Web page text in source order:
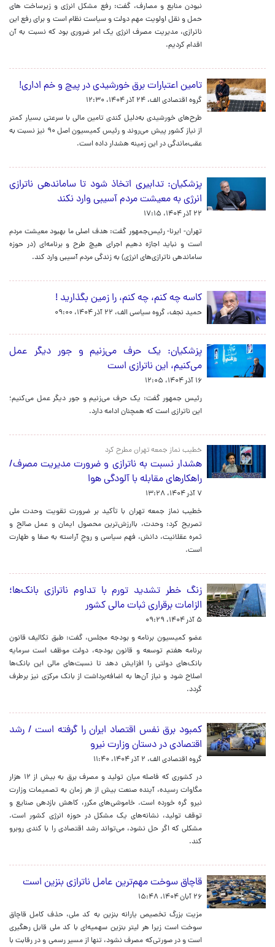
نبودن منابع و مصارف، گفت: رفع مشکل انرژی و زیرساخت های
حمل و نقل اولویت مهم دولت و سیاست نظام است و برای رفع این
ناترازی، مدیریت مصرف انرژی یک امر ضروری بود که نسبت به آن
اقدام کردیم.
تامین اعتبارات برق خورشیدی در پیچ و خم اداری!
گروه اقتصادی الف، ۲۴ آذر ۱۴۰۴، ۱۲:۳۰
طرح‌های خورشیدی به‌دلیل کندی تامین مالی با سرعتی بسیار کمتر
از نیاز کشور پیش می‌روند و رئیس کمیسیون اصل ۹۰ نیز نسبت به
عقب‌ماندگی در این زمینه هشدار داده است.
پزشکیان: تدابیری اتخاذ شود تا ساماندهی ناترازی
انرژی به معیشت مردم آسیبی وارد نکند
۲۲ آذر ۱۴۰۴، ۱۷:۱۵
تهران- ایرنا- رئیس‌جمهور گفت: هدف اصلی ما بهبود معیشت مردم
است و نباید اجازه دهیم اجرای هیچ طرح و برنامه‌ای (در حوزه
ساماندهی ناترازی‌های انرژی) به زندگی مردم آسیبی وارد کند.
کاسه چه کنم، چه کنم، را زمین بگذارید !
حمید نجف، گروه سیاسی الف، ۲۲ آذر ۱۴۰۴، ۰۹:۰۰
پزشکیان: یک حرف می‌زنیم و جور دیگر عمل
می‌کنیم، این ناترازی است
۱۶ آذر ۱۴۰۴، ۱۲:۰۵
رئیس جمهور گفت: یک حرف می‌زنیم و جور دیگر عمل می‌کنیم؛
این ناترازی است که همچنان ادامه دارد.
خطیب نماز جمعه تهران مطرح کرد
هشدار نسبت به ناترازی و ضرورت مدیریت مصرف/
راهکارهای مقابله با آلودگی هوا
۷ آذر ۱۴۰۴، ۱۳:۲۸
خطیب نماز جمعه تهران با تأکید بر ضرورت تقویت وحدت ملی
تصریح کرد: وحدت، باارزش‌ترین محصول ایمان و عمل صالح و
ثمره عقلانیت، دانش، فهم سیاسی و روحِ آراسته به صفا و طهارت
است.
زنگ خطر تشدید تورم با تداوم ناترازی بانک‌ها؛
الزامات برقراری ثبات مالی کشور
۵ آذر ۱۴۰۴، ۰۹:۲۹
عضو کمیسیون برنامه و بودجه مجلس، گفت: طبق تکالیف قانون
برنامه هفتم توسعه و قانون بودجه، دولت موظف است سرمایه
بانک‌های دولتی را افزایش دهد تا نسبت‌های مالی این بانک‌ها
اصلاح شود و نیاز آن‌ها به اضافه‌برداشت از بانک مرکزی نیز برطرف
گردد.
کمبود برق نفس اقتصاد ایران را گرفته است / رشد
اقتصادی در دستان وزارت نیرو
گروه اقتصادی الف، ۲ آذر ۱۴۰۴، ۱۱:۴۰
در کشوری که فاصله میان تولید و مصرف برق به بیش از ۱۲ هزار
مگاوات رسیده، آینده صنعت بیش از هر زمان به تصمیمات وزارت
نیرو گره خورده است. خاموشی‌های مکرر، کاهش بازدهی صنایع و
توقف تولید، نشانه‌های یک مشکل در حوزه انرژی کشور است.
مشکلی که اگر حل نشود، می‌تواند رشد اقتصادی را با کندی روبرو
کند.
قاچاق سوخت مهم‌ترین عامل ناترازی بنزین است
۲۶ آبان ۱۴۰۴، ۱۵:۴۸
مزیت بزرگ تخصیص یارانه بنزین به کد ملی، حذف کامل قاچاق
سوخت است زیرا هر لیتر بنزین سهمیه‌ای با کد ملی قابل رهگیری
است و در صورتی‌که مصرف نشود، تنها از مسیر رسمی و در رقابت با